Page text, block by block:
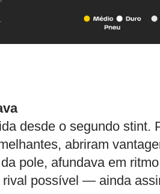
desde o segundo stint.
abriram
pole, afundava em
possível — ainda